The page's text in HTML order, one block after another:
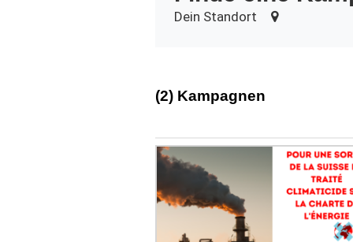
Dein Standort
(2) Kampagnen